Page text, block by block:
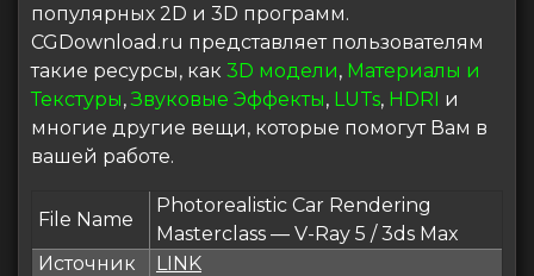
популярных 2D и 3D программ.
CGDownload.ru представляет пользователям
такие ресурсы, как 3D модели, Материалы и
Текстуры,Звуковые Эффекты, LUTs, HDRI и
многие другие вещи, которые помогут Вам в
вашей работе.
File Name
Photorealistic Car Rendering
Masterclass — V-Ray 5 / 3ds Max
Источник
LINK